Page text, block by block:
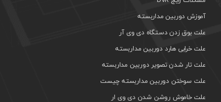
آموزش دوربین مداربسته
علت بوق زدن دستگاه دی وی آر
علت خرابی هارد دوربین مداربسته
علت تار شدن تصویر دوربین مداربسته
علت سوختن دوربین مداربسته چیست
علت خاموش روشن شدن دی وی ار